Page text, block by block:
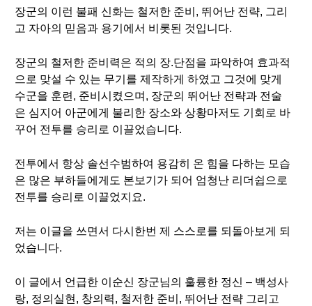
장군의 이런 불패 신화는 철저한 준비, 뛰어난 전략, 그리
고 자아의 믿음과 용기에서 비롯된 것입니다.
장군의 철저한 준비력은 적의 장.단점을 파악하여 효과적
으로 맞설 수 있는 무기를 제작하게 하였고 그것에 맞게
수군을 훈련, 준비시켰으며, 장군의 뛰어난 전략과 전술
은 심지어 아군에게 불리한 장소와 상황마저도 기회로 바
꾸어 전투를 승리로 이끌었습니다.
전투에서 항상 솔선수범하여 용감히 온 힘을 다하는 모습
은 많은 부하들에게도 본보기가 되어 엄청난 리더쉽으로
전투를 승리로 이끌었지요.
저는 이글을 쓰면서 다시한번 제 스스로를 되돌아보게 되
었습니다.
이 글에서 언급한 이순신 장군님의 훌륭한 정신 – 백성사
랑, 정의실현, 창의력, 철저한 준비, 뛰어난 전략 그리고